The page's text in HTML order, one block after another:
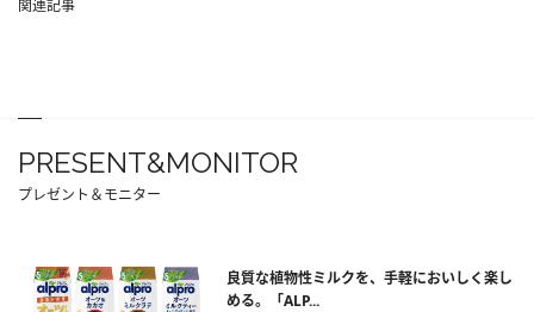
関連記事
PRESENT&MONITOR
プレゼント＆モニター
良質な植物性ミルクを、手軽においしく楽し
める。「ALP...